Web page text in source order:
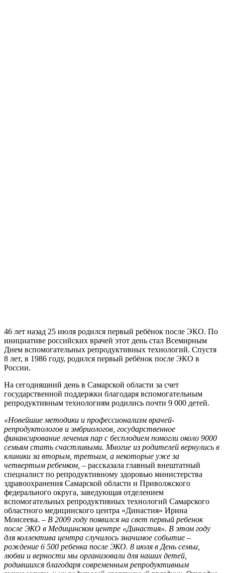
46 лет назад 25 июля родился первый ребёнок после ЭКО. По
инициативе российских врачей этот день стал Всемирным
Днем вспомогательных репродуктивных технологий. Спустя
8 лет, в 1986 году, родился первый ребёнок после ЭКО в
России.
На сегодняшний день в Самарской области за счет
государственной поддержки благодаря вспомогательным
репродуктивным технологиям родились почти 9 000 детей.
«Новейшие методики и профессионализм врачей-
репродуктологов и эмбриологов, государственное
финансирование лечения пар с бесплодием помогли около 9000
семьям стать счастливыми. Многие из родителей вернулись в
клиники за вторым, третьим, а некоторые уже за
четвертым ребенком, – рассказала главный внештатный
специалист по репродуктивному здоровью министерства
здравоохранения Самарской области и Приволжского
федерального округа, заведующая отделением
вспомогательных репродуктивных технологий Самарского
областного медицинского центра «Династия» Ирина
Моисеева. – В 2009 году появился на свет первый ребенок
после ЭКО в Медицинском центре «Династия». В этом году
для коллектива центра случилось значимое событие –
рождение 6 500 ребенка после ЭКО. 8 июля в День семьи,
любви и верности мы организовали для наших детей,
родившихся благодаря современным репродуктивным